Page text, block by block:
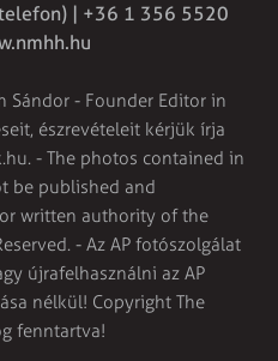
| +36 1 356 5520
Sándor - Founder Editor in
észrevételeit kérjük írja
. - The photos contained in
be published and
written authority of the
- Az AP fotószolgálat
újrafelhasználni az AP
nélkül! Copyright The
fenntartva!